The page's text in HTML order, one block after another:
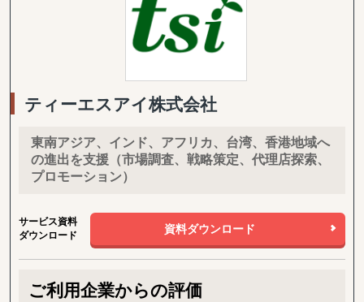
ト支援が90％を占めております。
一言でいうと弊社は日本を含む、世界中のEC運用回りを全て丸投
げし、背中を預けることができる会社です。
■海外 / 国内 Amazon支援
海外Amazon構築、アカウント運用、受注管理、広告運用、海外向
けクリエイティブ、商品ページ制作、翻訳業務、Amazon内ブラン
SEO対策、カスタマーサポート
■Shopify 越境EC支援
Shopifyt越境ECサイト構築、海外 / 国内配送、受注管理、アカウン
スタマーサポート
■Shopee 越境EC支援
サポート
ティーエスアイ株式会社
東南アジア、インド、アフリカ、台湾、香港地域へ
の進出を支援（市場調査、戦略策定、代理店探索、
プロモーション）
サービス資料
ダウンロード
資料ダウンロード
ご利用企業からの評価